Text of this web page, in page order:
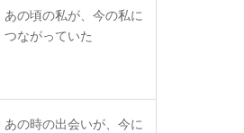
あの頃の私が、今の私に
つながっていた
あの時の出会いが、今に